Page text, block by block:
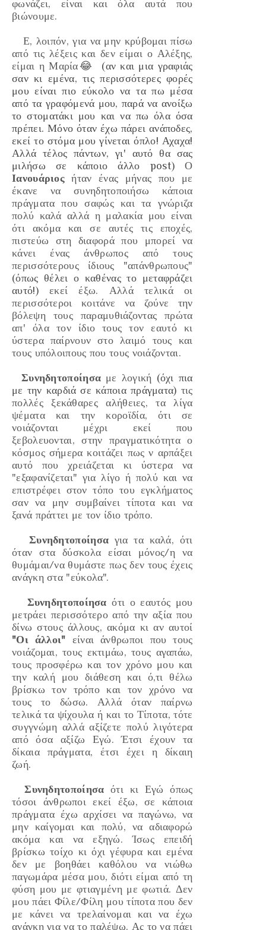
φωνάζει, είναι και όλα αυτά που
βιώνουμε.
Ε, λοιπόν, για να μην κρύβομαι πίσω
από τις λέξεις και δεν είμαι ο Αλέξης,
είμαι η Μαρία😂 (αν και μια γραφιάς
σαν κι εμένα, τις περισσότερες φορές
μου είναι πιο εύκολο να τα πω μέσα
από τα γραφόμενά μου, παρά να ανοίξω
το στοματάκι μου και να πω όλα όσα
πρέπει. Μόνο όταν έχω πάρει ανάποδες,
εκεί το στόμα μου γίνεται όπλο! Αχαχα!
Αλλά τέλος πάντων, γι' αυτό θα σας
μιλήσω σε κάποιο άλλο post) Ο
Ιανουάριος ήταν ένας μήνας που με
έκανε να συνηδητοποιήσω κάποια
πράγματα που σαφώς και τα γνώριζα
πολύ καλά αλλά η μαλακία μου είναι
ότι ακόμα και σε αυτές τις εποχές,
πιστεύω στη διαφορά που μπορεί να
κάνει ένας άνθρωπος από τους
περισσότερους ίδιους "απάνθρωπους"
(όπως θέλει ο καθένας το μεταφράζει
αυτό!)εκεί έξω. Αλλά τελικά οι
περισσότεροι κοιτάνε να ζούνε την
βόλεψη τους παραμυθιάζοντας πρώτα
απ' όλα τον ίδιο τους τον εαυτό κι
ύστερα παίρνουν στο λαιμό τους και
τους υπόλοιπους που τους νοιάζονται.
Συνηδητοποίησα με λογική (όχι πια
με την καρδιά σε κάποια πράγματα) τις
πολλές ξεκάθαρες αλήθειες, τα λίγα
ψέματα και την κοροϊδία, ότι σε
νοιάζονται μέχρι εκεί που
ξεβολευονται, στην πραγματικότητα ο
κόσμος σήμερα κοιτάζει πως ν αρπάξει
αυτό που χρειάζεται κι ύστερα να
"εξαφανίζεται" για λίγο ή πολύ και να
επιστρέφει στον τόπο του εγκλήματος
σαν να μην συμβαίνει τίποτα και να
ξανά πράττει με τον ίδιο τρόπο.
Συνηδητοποίησα για τα καλά, ότι
όταν στα δύσκολα είσαι μόνος/η να
θυμάμαι/να θυμάστε πως δεν τους έχεις
ανάγκη στα "εύκολα".
Συνηδητοποίησα ότι ο εαυτός μου
μετράει περισσότερο από την αξία που
δίνω στους άλλους, ακόμα κι αν αυτοί
"Οι άλλοι" είναι άνθρωποι που τους
νοιάζομαι, τους εκτιμάω, τους αγαπάω,
τους προσφέρω και τον χρόνο μου και
την καλή μου διάθεση και ό,τι θέλω
βρίσκω τον τρόπο και τον χρόνο να
τους το δώσω. Αλλά όταν παίρνω
τελικά τα ψίχουλα ή και το Τίποτα, τότε
συγγνώμη αλλά αξίζετε πολύ λιγότερα
από όσα αξίζω Εγώ. Έτσι έχουν τα
δίκαια πράγματα, έτσι έχει η δίκαιη
ζωή.
Συνηδητοποίησα ότι κι Εγώ όπως
τόσοι άνθρωποι εκεί έξω, σε κάποια
πράγματα έχω αρχίσει να παγώνω, να
μην καίγομαι και πολύ, να αδιαφορώ
ακόμα και να εξηγώ. Ίσως επειδή
βρίσκω τοίχο κι όχι γέφυρα και εμένα
δεν με βοηθάει καθόλου να νιώθω
παγωμάρα μέσα μου, διότι είμαι από τη
φύση μου με φτιαγμένη με φωτιά. Δεν
μου πάει Φίλε/Φίλη μου τίποτα που δεν
με κάνει να τρελαίνομαι και να έχω
ανάγκη για να το παλέψω. Ας το να πάει